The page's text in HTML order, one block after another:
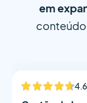
em
NOVO 4.6